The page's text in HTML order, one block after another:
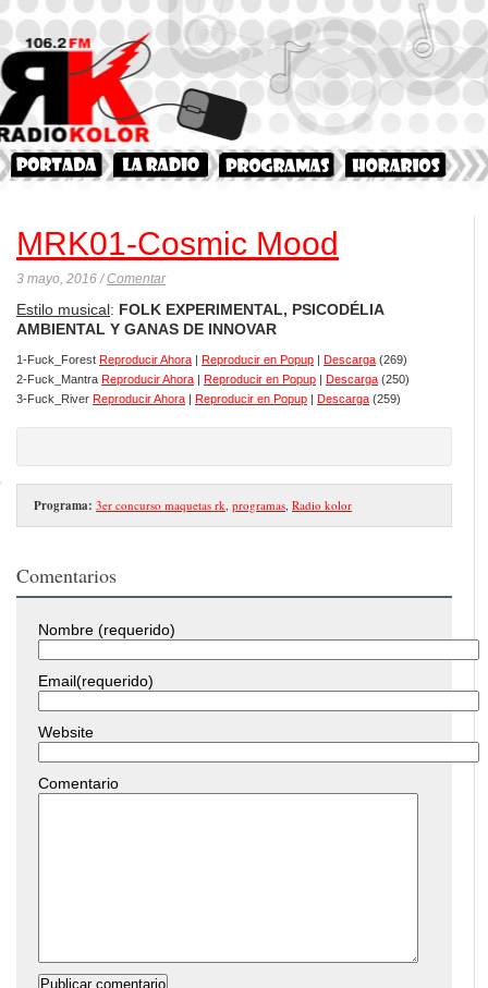
MRK01-Cosmic Mood
3 mayo, 2016 /Comentar
Estilo musical: FOLK EXPERIMENTAL, PSICODÉLIA
AMBIENTAL Y GANAS DE INNOVAR
1-Fuck_Forest Reproducir Ahora | Reproducir en Popup | Descarga (269)
2-Fuck_Mantra Reproducir Ahora | Reproducir en Popup | Descarga (250)
3-Fuck_River Reproducir Ahora | Reproducir en Popup | Descarga (259)
Programa: 3er concurso maquetas rk, programas, Radio kolor
Comentarios
Nombre (requerido)
Email(requerido)
Website
Comentario